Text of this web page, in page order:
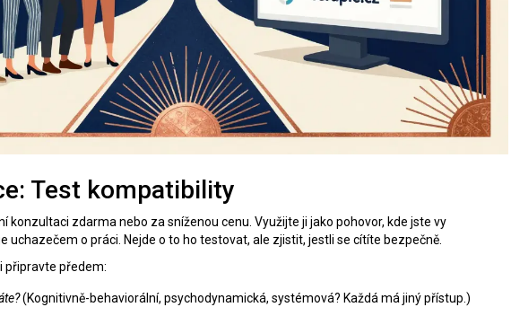
Test kompatibility
konzultaci zdarma nebo za sníženou cenu. Využijte ji jako pohovor, kde jste vy
uchazečem o práci. Nejde o to ho testovat, ale zjistit, jestli se cítíte bezpečně.
připravte předem:
(Kognitivně-behaviorální, psychodynamická, systémová? Každá má jiný přístup.)